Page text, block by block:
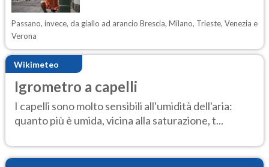
Passano, invece, da giallo ad arancio Brescia, Milano, Trieste, Venezia e
Verona
Wikimeteo
Igrometro a capelli
I capelli sono molto sensibili all'umidità dell'aria:
quanto più è umida, vicina alla saturazione, t...